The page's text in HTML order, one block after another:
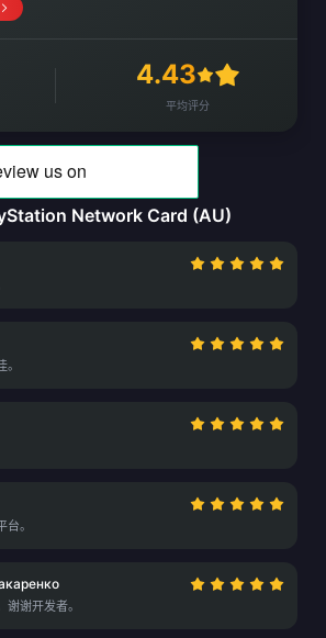
4.43
平均评分
Network Card (AU)
。
谢开发者。